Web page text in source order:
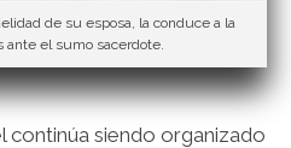
de su esposa, la conduce a la
ante el sumo sacerdote.
continúa siendo organizado